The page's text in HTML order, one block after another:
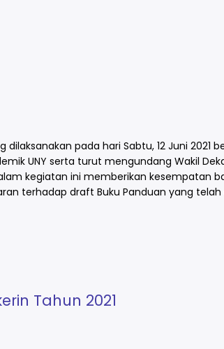
dilaksanakan pada hari Sabtu, 12 Juni 2021
UNY serta turut mengundang Wakil
kegiatan ini memberikan kesempatan
terhadap draft Buku Panduan yang telah
Tahun 2021